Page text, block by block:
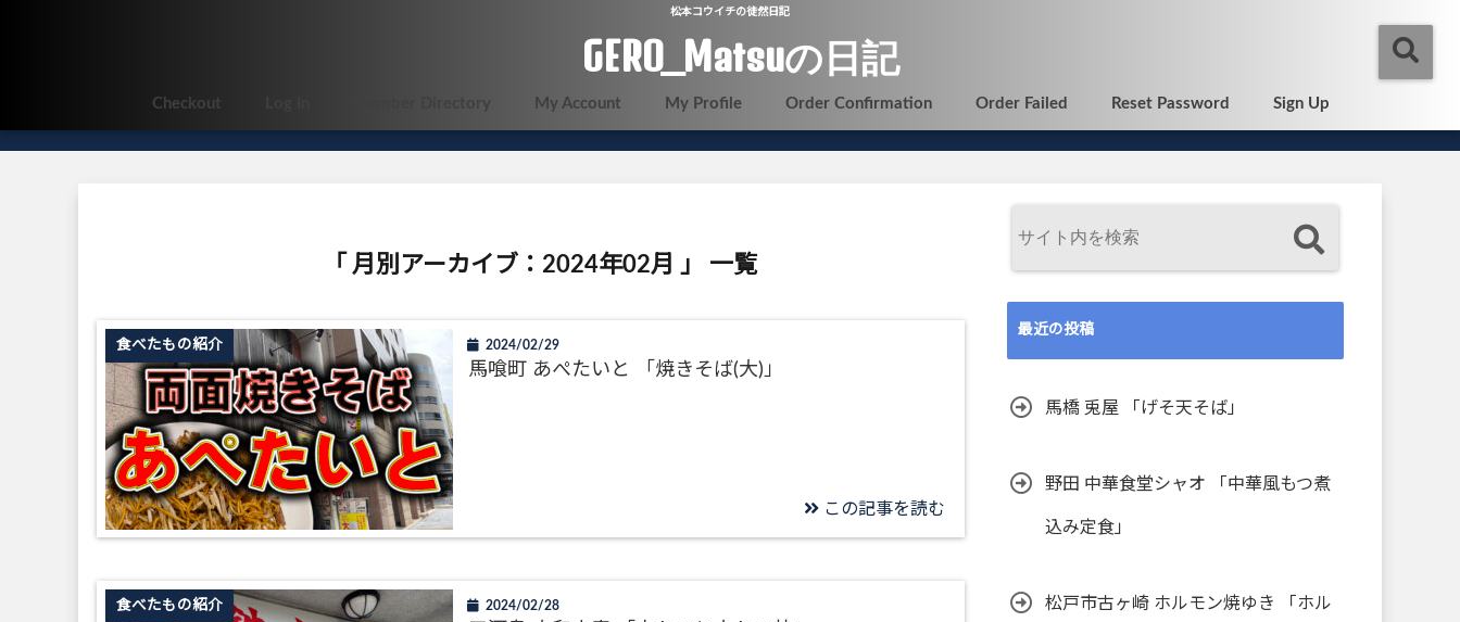
松本コウイチの徒然日記
GERO_Matsuの日記
Checkout My Account My Profile Order Confirmation Order Failed Reset Password Sign Up
「 月別アーカイブ：2024年02月 」 一覧
食べたもの紹介 2024/02/29
馬喰町 あぺたいと 「焼きそば(大)」
この記事を読む
食べたもの紹介 2024/02/28
最近の投稿
馬橋 兎屋 「げそ天そば」
野田 中華食堂シャオ 「中華風もつ煮
込み定食」
松戸市古ヶ崎 ホルモン焼ゆき 「ホル